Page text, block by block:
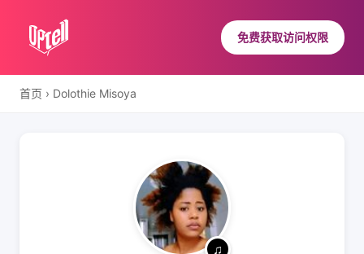
免费获取访问权限
首页 › Dolothie Misoya